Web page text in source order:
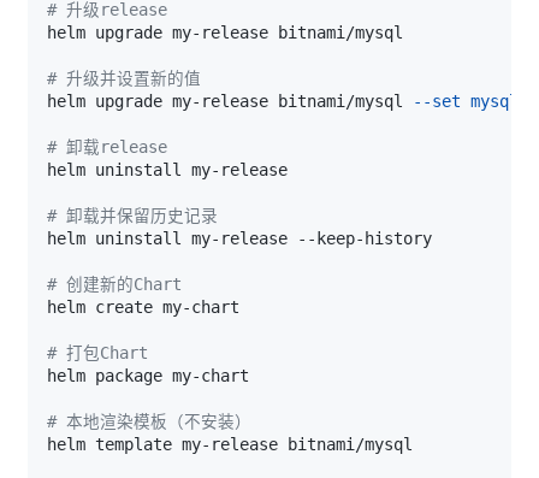
# 升级release
# 升级并设置新的值
helm upgrade my-release bitnami/mysql
--set
# 卸载release
# 卸载并保留历史记录
# 创建新的Chart
# 打包Chart
# 本地渲染模板（不安装）